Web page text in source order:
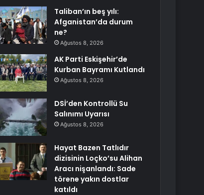
Taliban’ın beş yılı:
Afganistan’da durum
ne?
Ağustos 8, 2026
AK Parti Eskişehir’de
Kurban Bayramı Kutlandı
Ağustos 8, 2026
DSİ’den Kontrollü Su
Salınımı Uyarısı
Ağustos 8, 2026
Hayat Bazen Tatlıdır
dizisinin Loçko’su Alihan
Aracı nişanlandı: Sade
törene yakın dostlar
katıldı